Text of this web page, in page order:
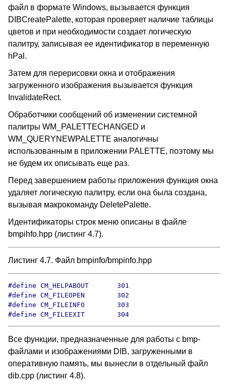
файл в формате Windows, вызывается функция
DIBCreatePalette, которая проверяет наличие таблицы
цветов и при необходимости создает логическую
палитру, записывая ее идентификатор в переменную
hPal.
Затем для перерисовки окна и отображения
загруженного изображения вызывается функция
InvalidateRect.
Обработчики сообщений об изменении системной
палитры WM_PALETTECHANGED и
WM_QUERYNEWPALETTE аналогичны
использованным в приложении PALETTE, поэтому мы
не будем их описывать еще раз.
Перед завершением работы приложения функция окна
удаляет логическую палитру, если она была создана,
вызывая макрокоманду DeletePalette.
Идентификаторы строк меню описаны в файле
bmpihfo.hpp (листинг 4.7).
Листинг 4.7. Файл bmpinfo/bmpinfo.hpp
#define CM_HELPABOUT       301
#define CM_FILEOPEN        302
#define CM_FILEINFO        303
#define CM_FILEEXIT        304
Все функции, предназначенные для работы с bmp-
файлами и изображениями DIB, загруженными в
оперативную память, мы вынесли в отдельный файл
dib.cpp (листинг 4.8).